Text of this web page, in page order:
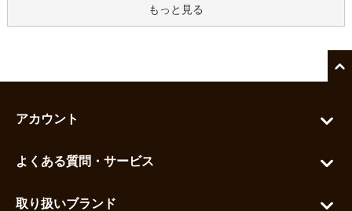
もっと見る
アカウント
お気に入りを見る
よくある質問・サービス
取り扱いブランド